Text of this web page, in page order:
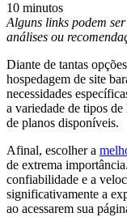
10 minutos
Alguns links podem
análises ou
Diante de tantas
hospedagem de site
necessidades
a variedade de tipos
de planos disponíveis.
Afinal, escolher a
de extrema
confiabilidade e a
significativamente a
ao acessarem sua